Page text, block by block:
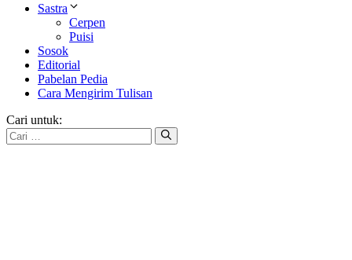
Sastra
Cerpen
Puisi
Sosok
Editorial
Pabelan Pedia
Cara Mengirim Tulisan
Cari untuk: